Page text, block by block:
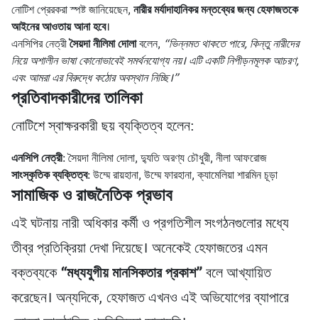
নোটিশ প্রেরকরা স্পষ্ট জানিয়েছেন,নারীর মর্যাদাহানিকর মন্তব্যের জন্য হেফাজতকে
আইনের আওতায় আনা হবে।
এনসিপির নেত্রীসৈয়দা নীলিমা দোলাবলেন, “ভিন্নমত থাকতে পারে, কিন্তু নারীদের
নিয়ে অশালীন ভাষা কোনোভাবেই সমর্থনযোগ্য নয়। এটি একটি নিপীড়নমূলক আচরণ,
এবং আমরা এর বিরুদ্ধে কঠোর অবস্থান নিচ্ছি।”
প্রতিবাদকারীদের তালিকা
নোটিশে স্বাক্ষরকারী ছয় ব্যক্তিত্ব হলেন:
এনসিপি নেত্রী: সৈয়দা নীলিমা দোলা, দ্যুতি অরণ্য চৌধুরী, নীলা আফরোজ
সাংস্কৃতিক ব্যক্তিত্ব: উম্মে রায়হানা, উম্মে ফারহানা, ক্যামেলিয়া শারমিন চূড়া
সামাজিক ও রাজনৈতিক প্রভাব
এই ঘটনায় নারী অধিকার কর্মী ও প্রগতিশীল সংগঠনগুলোর মধ্যে
তীব্র প্রতিক্রিয়া দেখা দিয়েছে। অনেকেই হেফাজতের এমন
বক্তব্যকে“মধ্যযুগীয় মানসিকতার প্রকাশ”বলে আখ্যায়িত
করেছেন। অন্যদিকে, হেফাজত এখনও এই অভিযোগের ব্যাপারে